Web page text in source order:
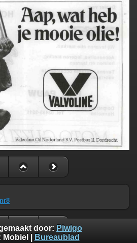
nr8
door: Piwigo
Mobiel Bureaublad